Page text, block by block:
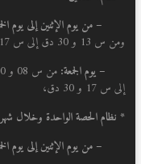
–من يوم الإثنين إلى يوم
ومن س 13 و 30 دق إلى س 17 و 30 دق،
– يوم الجمعة:
إلى س 17 و 30 دق،
* نظام الحصة الواحدة وخلال
–من يوم الإثنين إلى يوم